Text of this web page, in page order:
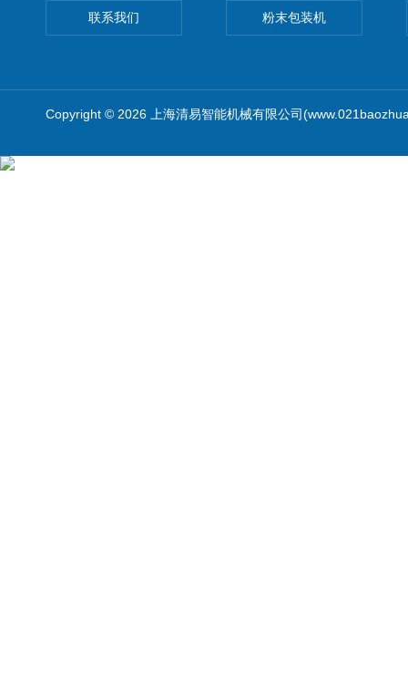
联系我们 粉末包装机
Copyright © 2026 上海清易智能机械有限公司